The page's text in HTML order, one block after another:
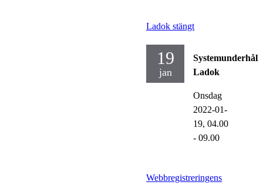
Ladok stängt
19
jan
Systemunderhåll
Ladok
Onsdag
2022-01-
19, 04.00
- 09.00
Webbregistreringens